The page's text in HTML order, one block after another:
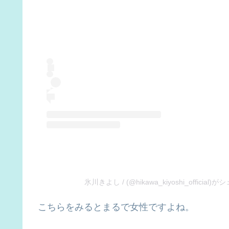
氷川きよし / (@hikawa_kiyoshi_official)がシ
こちらをみるとまるで女性ですよね。